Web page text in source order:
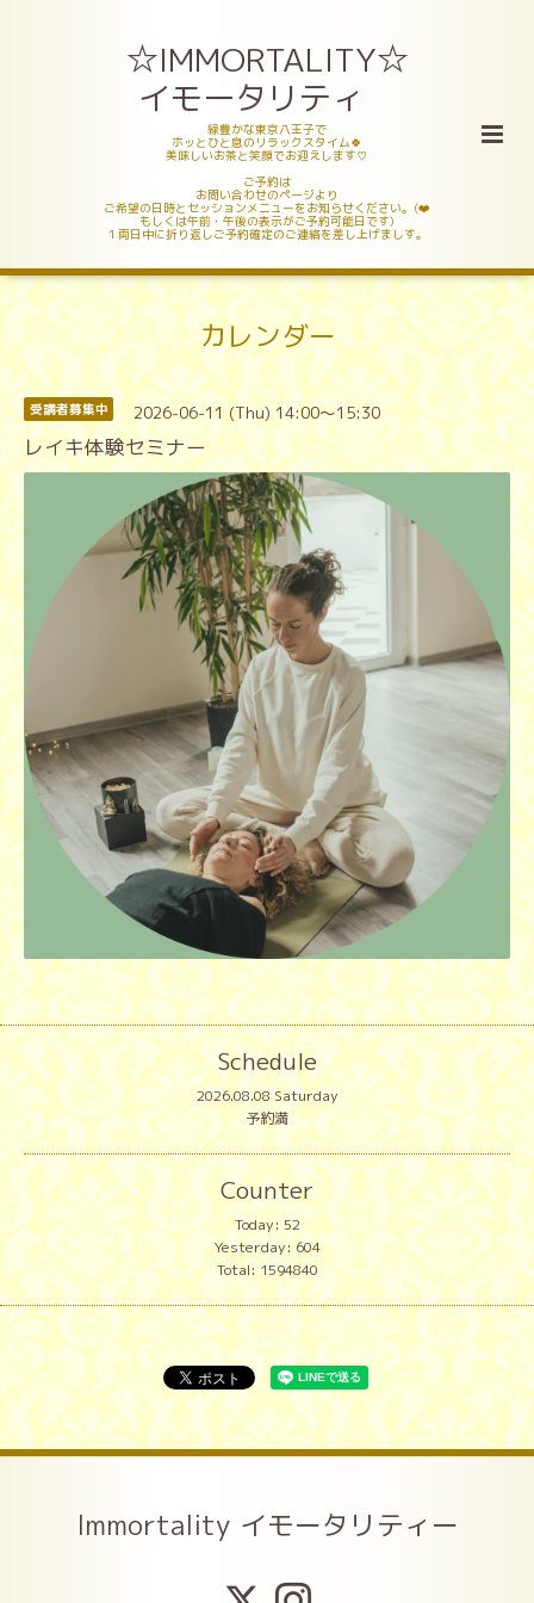
☆IMMORTALITY☆
イモータリティ
緑豊かな東京八王子で
ホッとひと息のリラックスタイム🍀
美味しいお茶と笑顔でお迎えします♡
ご予約は
お問い合わせのページより
ご希望の日時とセッションメニューをお知らせください。(❤️
もしくは午前・午後の表示がご予約可能日です)
１両日中に折り返しご予約確定のご連絡を差し上げましす。
カレンダー
受講者募集中 2026-06-11 (Thu) 14:00～15:30
レイキ体験セミナー
Schedule
2026.08.08 Saturday
予約満
Counter
Today:52
Yesterday:604
Total:1594840
Immortality イモータリティー